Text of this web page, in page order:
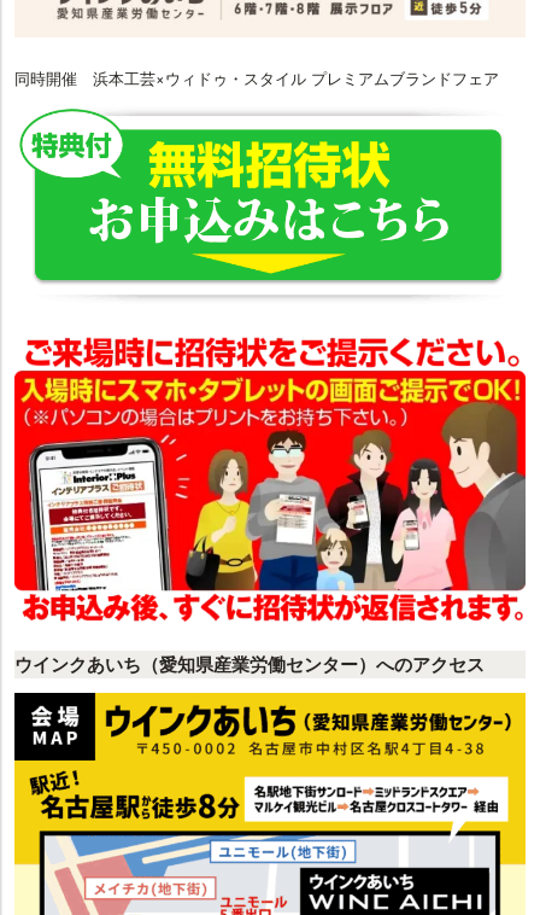
同時開催 浜本工芸×ウィドゥ・スタイル プレミアムブランドフェア
ウインクあいち（愛知県産業労働センター）へのアクセス